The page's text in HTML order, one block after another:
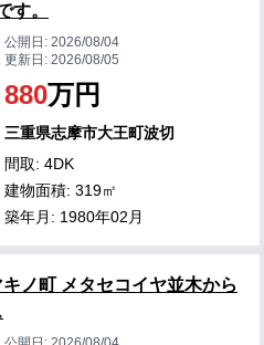
す。
公開日:2026/08/04
更新日:2026/08/05
880万円
三重県志摩市大王町波切
間取: 4DK
建物面積: 319㎡
築年月: 1980年02月
ノ町 メタセコイヤ並木から